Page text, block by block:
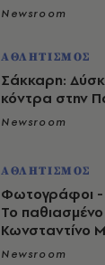
Newsroom
ΑΘΛΗΤΙΣΜΟΣ
Σάκκαρη:
κόντρα στην
Newsroom
ΑΘΛΗΤΙΣΜΟΣ
Φωτογράφοι -
Το
Κωνσταντίνο
Newsroom